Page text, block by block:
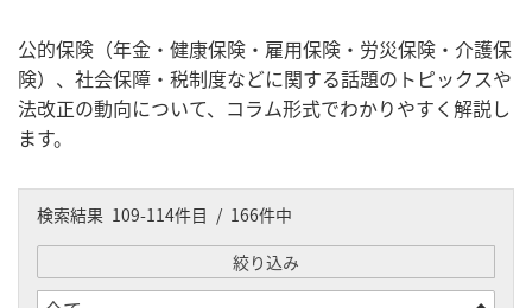
公的保険（年金・健康保険・雇用保険・労災保険・介護保
険）、社会保障・税制度などに関する話題のトピックスや
法改正の動向について、コラム形式でわかりやすく解説し
ます。
検索結果 109-114件目 / 166件中
絞り込み